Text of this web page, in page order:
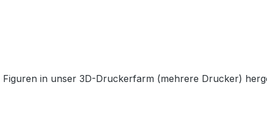
in unser 3D-Druckerfarm (mehrere Drucker)